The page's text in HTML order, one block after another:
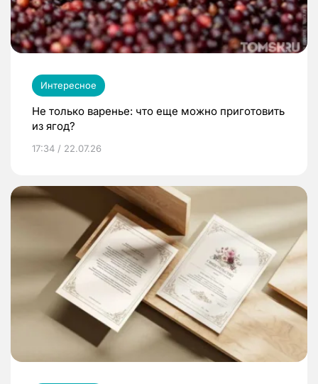
Интересное
Не только варенье: что еще можно приготовить
из ягод?
17:34 / 22.07.26